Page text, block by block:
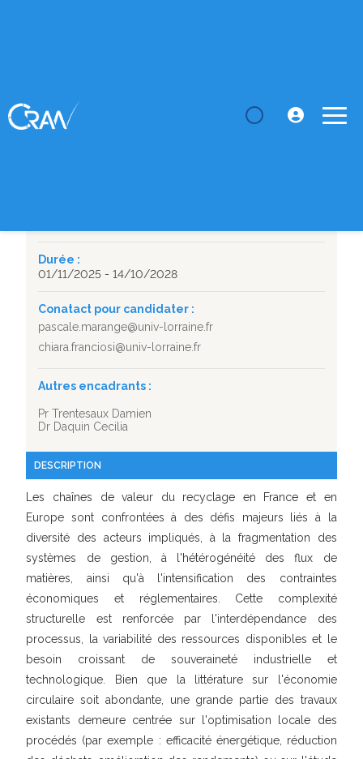
SUJET DE THÈSE
Durée :
01/11/2025 - 14/10/2028
Conatact pour candidater :
pascale.marange@univ-lorraine.fr
chiara.franciosi@univ-lorraine.fr
Autres encadrants :
Pr Trentesaux Damien
Dr Daquin Cecilia
DESCRIPTION
Les chaînes de valeur du recyclage en France et en
Europe sont confrontées à des défis majeurs liés à la
diversité des acteurs impliqués, à la fragmentation des
systèmes de gestion, à l'hétérogénéité des flux de
matières, ainsi qu'à l'intensification des contraintes
économiques et réglementaires. Cette complexité
structurelle est renforcée par l'interdépendance des
processus, la variabilité des ressources disponibles et le
besoin croissant de souveraineté industrielle et
technologique. Bien que la littérature sur l'économie
circulaire soit abondante, une grande partie des travaux
existants demeure centrée sur l'optimisation locale des
procédés (par exemple : efficacité énergétique, réduction